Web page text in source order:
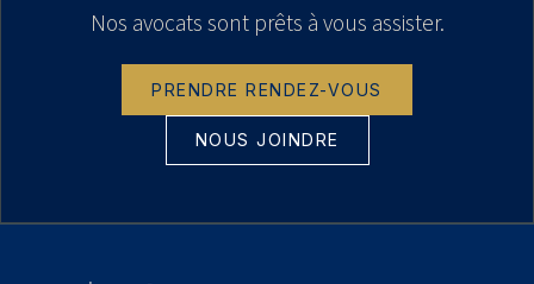
Nos avocats sont prêts à vous assister.
PRENDRE RENDEZ-VOUS
NOUS JOINDRE